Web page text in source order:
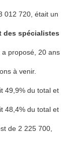
012 720, était un
des spécialistes
proposé, 20 ans
à venir.
49,9% du total et
48,4% du total et
de 2 225 700,